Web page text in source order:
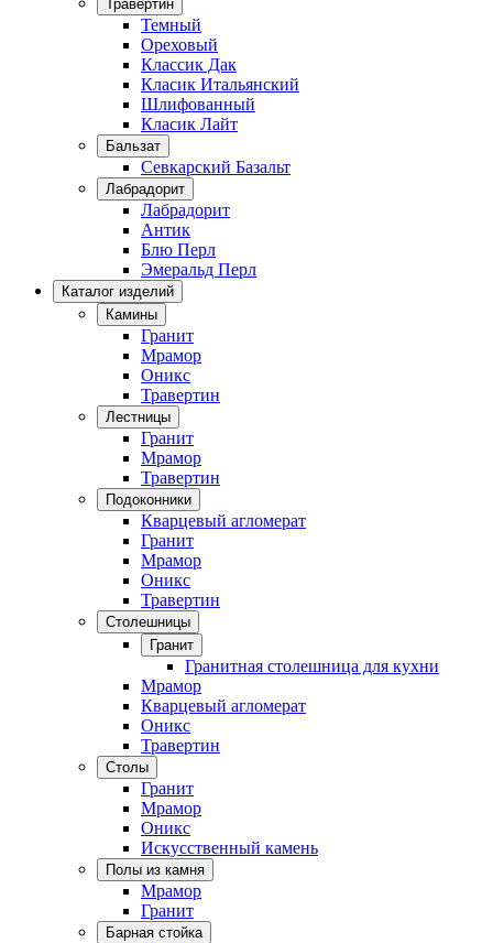
Травертин
Темный
Ореховый
Классик Дак
Класик Итальянский
Шлифованный
Класик Лайт
Бальзат
Севкарский Базальт
Лабрадорит
Лабрадорит
Антик
Блю Перл
Эмеральд Перл
Каталог изделий
Камины
Гранит
Мрамор
Оникс
Травертин
Лестницы
Гранит
Мрамор
Травертин
Подоконники
Кварцевый агломерат
Гранит
Мрамор
Оникс
Травертин
Столешницы
Гранит
Гранитная столешница для кухни
Мрамор
Кварцевый агломерат
Оникс
Травертин
Столы
Гранит
Мрамор
Оникс
Искусственный камень
Полы из камня
Мрамор
Гранит
Барная стойка